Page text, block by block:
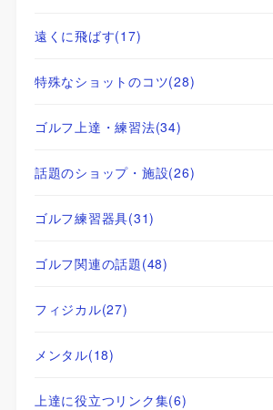
遠くに飛ばす(17)
特殊なショットのコツ(28)
ゴルフ上達・練習法(34)
話題のショップ・施設(26)
ゴルフ練習器具(31)
ゴルフ関連の話題(48)
フィジカル(27)
メンタル(18)
上達に役立つリンク集(6)